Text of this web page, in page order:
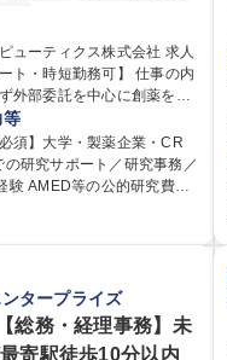
ーティクス株式会社 求人
時短勤務可】 仕事の内
外部委託を中心に創薬を行
ームと外部機関（CRO・大
て、契約・発注・予算管理
す。 ■見積取得、発
務手続き ■委託先との定例
ライン・予算執行管理サポ
の申請・報告書類作成補助
係者との連絡調整・その他
事務【フ
】
等
須】大学・製薬企業・CR
研究サポート／研究事務／
験 AMED等の公的研究費に
の文書読解・メール対応力
モートやハイブリッド勤
ライフスタイルに応じた柔
育児や介護との両立も応援
タープライズ
総務・経理事務】未
寄駅徒歩10分以内